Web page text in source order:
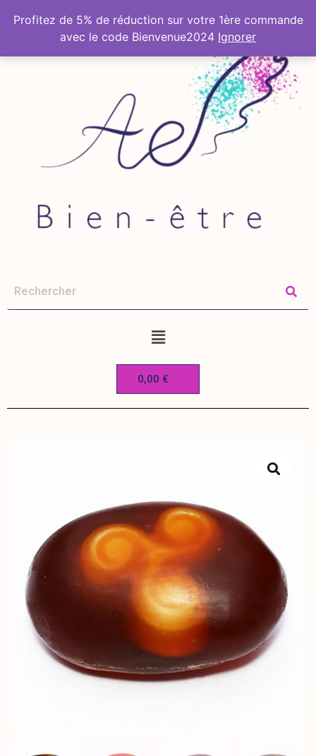
0,00 €
Profitez de 5% de réduction sur votre 1ère commande
avec le code Bienvenue2024 Ignorer